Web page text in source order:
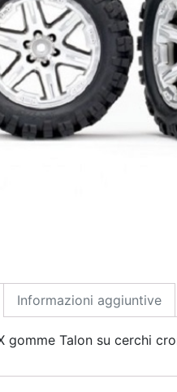
Informazioni aggiuntive
gomme Talon su cerchi